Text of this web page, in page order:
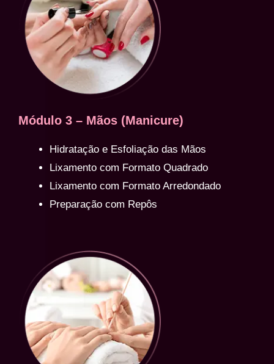
Módulo 3 – Mãos (Manicure)
Hidratação e Esfoliação das Mãos
Lixamento com Formato Quadrado
Lixamento com Formato Arredondado
Preparação com Repôs